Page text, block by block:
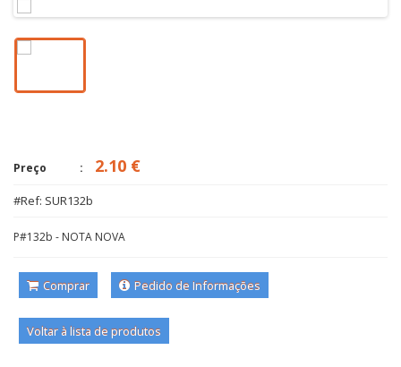
Preço 2.10 €
#Ref: SUR132b
P#132b - NOTA NOVA
Comprar Pedido de Informações
Voltar à lista de produtos